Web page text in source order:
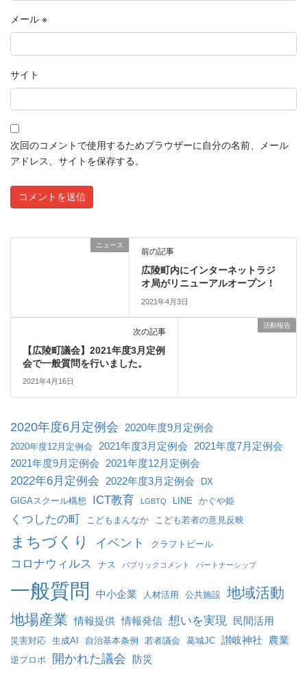
メール ※
サイト
次回のコメントで使用するためブラウザーに自分の名前、メール
アドレス、サイトを保存する。
ニュース
前の記事
広陵町内にインターネットラジ
オ局がリニューアルオープン！
2021年4月3日
活動報告
次の記事
【広陵町議会】2021年度3月定例
会で一般質問を行いました。
2021年4月16日
2020年度6月定例会 2020年度9月定例会
2020年度12月定例会 2021年度3月定例会
2021年度7月定例会
2021年度9月定例会
2021年度12月定例会
2022年6月定例会 2022年度3月定例会
DX
GIGAスクール構想
ICT教育 LGBTQ LINE かぐや姫
くつしたの町 こどもまんなか こども若者の意見反映
まちづくり イベント クラフトビール
コロナウィルス ナス パブリックコメント パートナーシップ
一般質問 中小企業 人材活用 公共施設 地域活動
地場産業 情報提供 情報発信 想いを実現 民間活用
災害対応 生成AI 自治基本条例 若者議会 葛城JC 讃岐神社 農業
逆プロポ 開かれた議会 防災